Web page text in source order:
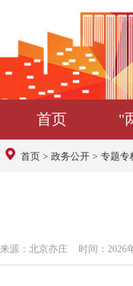
首页 "
首页 > 政务公开 > 专题专
来源：北京亦庄 时间：2026